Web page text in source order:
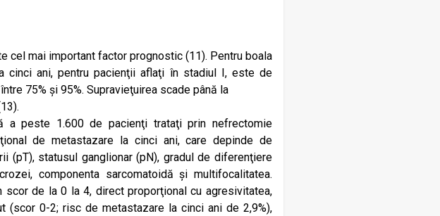
cel mai important factor prog­nostic (11). Pentru boala
cinci ani, pentru pacienţii aflaţi în stadiul I, este de
75% și 95%. Supravieţuirea scade până la
a peste 1.600 de pacienţi trataţi prin nefrectomie
de metastazare la cinci ani, care depinde de
(pT), statusul ganglionar (pN), gradul de diferenţiere
componenta sarcomatoidă și multifocalitatea.
de la 0 la 4, direct proporţional cu agresivitatea,
(scor 0-2; risc de metastazare la cinci ani de 2,9%),